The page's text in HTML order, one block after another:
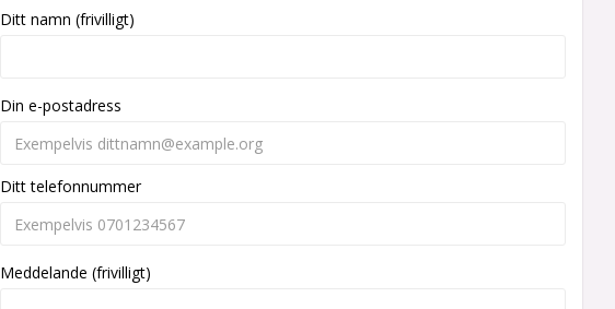
Ditt namn (frivilligt)
Din e-postadress
Ditt telefonnummer
Meddelande (frivilligt)